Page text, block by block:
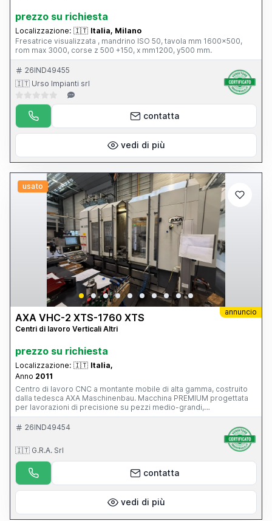
prezzo su richiesta
Localizzazione: 🇮🇹 Italia, Milano
Fresatrice visualizzata , mandrino ISO 50, tavola mm 1600x500,
rom max 3000, corse z 500 +150, x mm1200, y500 mm.
26IND49455
🇮🇹 Urso Impianti srl
contatta
vedi di più
usato
annuncio
AXA VHC-2 XTS-1760 XTS
Centri di lavoro Verticali Altri
prezzo su richiesta
Localizzazione: 🇮🇹 Italia,
Anno 2011
Centro di lavoro CNC a montante mobile di alta gamma, costruito
dalla tedesca AXA Maschinenbau. Macchina PREMIUM progettata
per lavorazioni di precisione su pezzi medio-grandi,
particolarmente diffusa nei settori: stampi e attrezzature;
aerospaziale; energia; costruzione macchine; componenti di
a un classico centro verticale a tavola mobile, con 39.500 ore di
lavoro, CN Siemens 840D, funzionante e con manutenzione
impeccabile, superaccessoriata (magazzino utensili, evacuatore di
truciolo...), mandrino in ottimo stato.
26IND49454
🇮🇹 G.R.A. Srl
contatta
vedi di più